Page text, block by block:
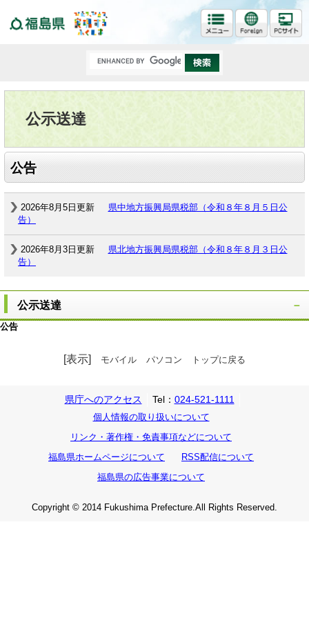
公示送達
公告
2026年8月5日更新
県中地方振興局県税部（令和８年８月５日公
告）
2026年8月3日更新
県北地方振興局県税部（令和８年８月３日公
告）
公示送達
公告
[表示] モバイル パソコン トップに戻る
県庁へのアクセス Tel： 024-521-1111
個人情報の取り扱いについて
リンク・著作権・免責事項などについて
福島県ホームページについて
RSS配信について
福島県の広告事業について
Copyright © 2014 Fukushima Prefecture.All Rights Reserved.